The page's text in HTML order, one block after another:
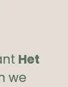
Het
we